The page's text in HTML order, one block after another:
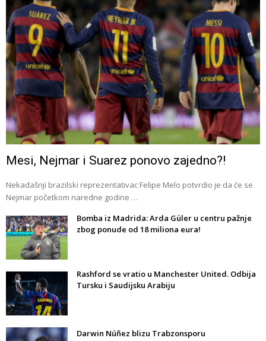
Mesi, Nejmar i Suarez ponovo zajedno?!
Nekadašnji brazilski reprezentativac Felipe Melo potvrdio je da će se
Nejmar početkom naredne godine …
Bomba iz Madrida: Arda Güler u centru pažnje
zbog ponude od 18 miliona eura!
Rashford se vratio u Manchester United. Odbija
Tursku i Saudijsku Arabiju
Darwin Núñez blizu Trabzonsporu